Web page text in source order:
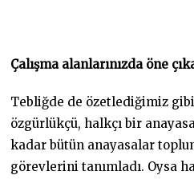
Çalışma alanlarınızda öne
Tebliğde de özetlediğimiz
özgürlükçü, halkçı bir
kadar bütün anayasalar
görevlerini tanımladı. Oysa